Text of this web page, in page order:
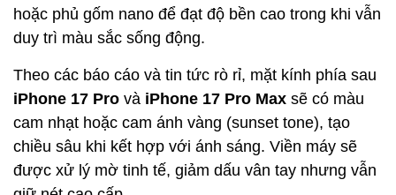
hoặc phủ gốm nano để đạt độ bền cao trong khi vẫn
duy trì màu sắc sống động.
Theo các báo cáo và tin tức rò rỉ, mặt kính phía sau
iPhone 17 Pro và iPhone 17 Pro Max sẽ có màu
cam nhạt hoặc cam ánh vàng (sunset tone), tạo
chiều sâu khi kết hợp với ánh sáng. Viền máy sẽ
được xử lý mờ tinh tế, giảm dấu vân tay nhưng vẫn